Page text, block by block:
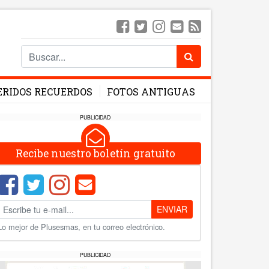
RECUERDOS FOTOS ANTIGUAS
PUBLICIDAD
Recibe nuestro boletín gratuito
ENVIAR
mejor de Plusesmas, en tu correo electrónico.
PUBLICIDAD